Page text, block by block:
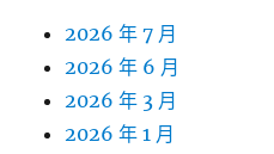
2026 年 7 月
2026 年 6 月
2026 年 3 月
2026 年 1 月